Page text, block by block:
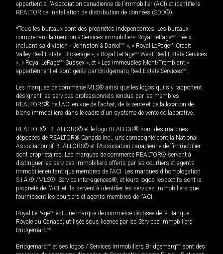
appartient à l'Association canadienne de l’immobilier (ACI) et identifie le
REALTOR.ca Installation de distribution de données (SDD®).
*Tous les bureaux sont des propriétés indépendantes. Les bureaux
comprenant la mention « Services immobiliers Royal LePageMD Ltée »,
incluant sa division « Johnston & Daniel MD », « Royal LePageMD Credit
Valley Real Estate, Brokerage », « Royal LePageMD West Real Estate Services
», « Royal LePageMD Sussex », et « Les immeubles Mont-Tremblant »
appartiennent et sont gérés par Bridgemarq Real Estate ServicesMD.
Les marques de commerce MLS® ainsi que les logos qui s'y rapportent
désignent les services professionnels rendus par les membres
REALTORS® de l'ACI en vue de l'achat, de la vente et de la location de
biens immobiliers dans le cadre d'un système de vente collaborative.
REALTOR®, REALTORS® et le logo REALTOR® sont des marques
déposées de REALTOR® Canada Inc., une compagnie dont la National
Association of REALTORS® et l'Association canadienne de l’immobilier
sont propriétaires. Les marques de commerce REALTOR® servent à
distinguer les services immobiliers offerts par les courtiers et agents
immobilier en tant que membres de l'ACI. Les marques d'homologation
S.I.A.® /MLS®, Service inter-agences®, et leurs logos respectifs sont la
propriété de l'ACI, et ils servent à identifier les services immobiliers que
fournissent les courtiers et agents membres de l'ACI.
Royal LePageMD est une marque de commerce déposée de la Banque
Royale du Canada, utilisée sous licence par les Services immobiliers
BridgemarqMD.
BridgemarqMD et ses logos / Services immobiliers BridgemarqMD sont des